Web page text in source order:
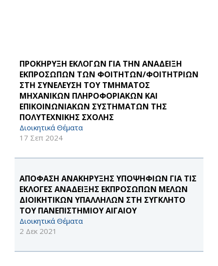
ΠΡΟΚΗΡΥΞΗ ΕΚΛΟΓΩΝ ΓΙΑ ΤΗΝ ΑΝΑΔΕΙΞΗ
ΕΚΠΡΟΣΩΠΩΝ ΤΩΝ ΦΟΙΤΗΤΩΝ/ΦΟΙΤΗΤΡΙΩΝ
ΣΤΗ ΣΥΝΕΛΕΥΣΗ ΤΟΥ ΤΜΗΜΑΤΟΣ
ΜΗΧΑΝΙΚΩΝ ΠΛΗΡΟΦΟΡΙΑΚΩΝ ΚΑΙ
ΕΠΙΚΟΙΝΩΝΙΑΚΩΝ ΣΥΣΤΗΜΑΤΩΝ ΤΗΣ
ΠΟΛΥΤΕΧΝΙΚΗΣ ΣΧΟΛΗΣ
Διοικητικά Θέματα
17 Σεπ 2024
ΑΠΟΦΑΣΗ ΑΝΑΚΗΡΥΞΗΣ ΥΠΟΨΗΦΙΩΝ ΓΙΑ ΤΙΣ
ΕΚΛΟΓΕΣ ΑΝΑΔΕΙΞΗΣ ΕΚΠΡΟΣΩΠΩΝ ΜΕΛΩΝ
ΔΙΟΙΚΗΤΙΚΩΝ ΥΠΑΛΛΗΛΩΝ ΣΤΗ ΣΥΓΚΛΗΤΟ
ΤΟΥ ΠΑΝΕΠΙΣΤΗΜΙΟΥ ΑΙΓΑΙΟΥ
Διοικητικά Θέματα
2 Δεκ 2021